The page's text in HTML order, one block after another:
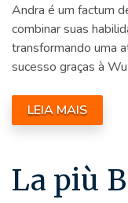
Andra é um factum
combinar suas
transformando uma
sucesso graças à
LEIA MAIS
La più